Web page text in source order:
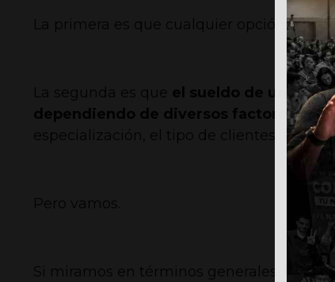
es que cualquier opción
el sueldo de un
dependiendo de diversos factores,
especialización, el tipo de clientes, la
la